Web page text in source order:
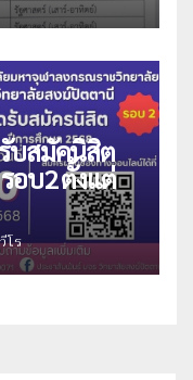
บสมัคนิสิต
อบ2 ตั้งแต่
โร